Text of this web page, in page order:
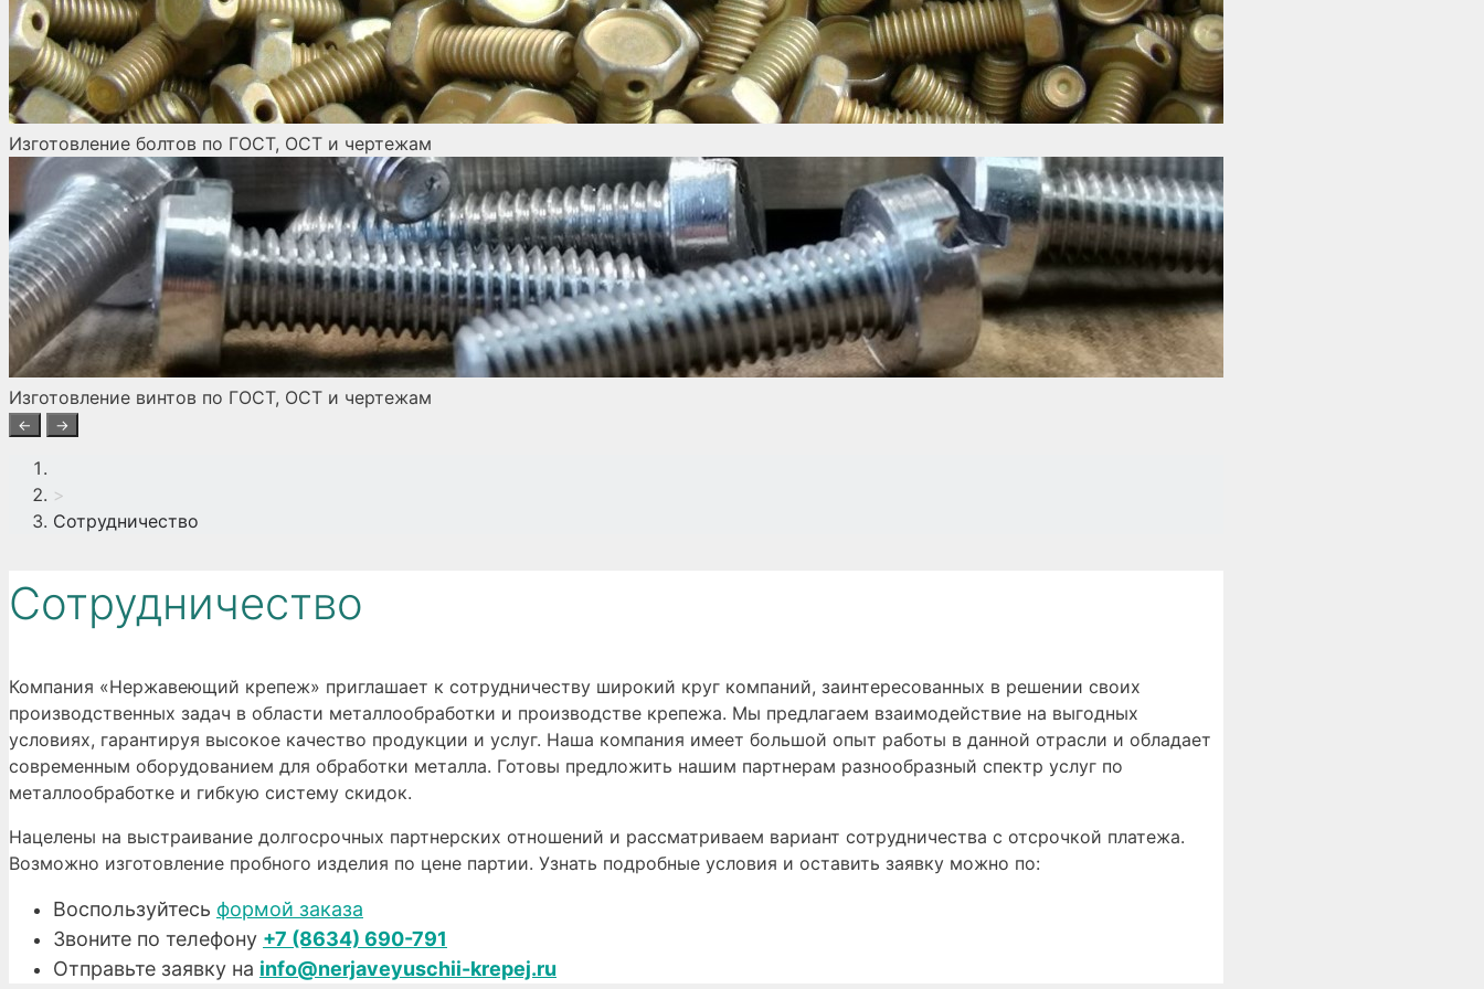
Изготовление болтов по ГОСТ, ОСТ и чертежам
Изготовление винтов по ГОСТ, ОСТ и чертежам
← →
>
Сотрудничество
Сотрудничество
Компания «Нержавеющий крепеж» приглашает к сотрудничеству широкий круг компаний, заинтересованных в решении своих
производственных задач в области металлообработки и производстве крепежа. Мы предлагаем взаимодействие на выгодных
условиях, гарантируя высокое качество продукции и услуг. Наша компания имеет большой опыт работы в данной отрасли и обладает
современным оборудованием для обработки металла. Готовы предложить нашим партнерам разнообразный спектр услуг по
металлообработке и гибкую систему скидок.
Нацелены на выстраивание долгосрочных партнерских отношений и рассматриваем вариант сотрудничества с отсрочкой платежа.
Возможно изготовление пробного изделия по цене партии. Узнать подробные условия и оставить заявку можно по:
Воспользуйтесь формой заказа
Звоните по телефону +7 (8634) 690-791
Отправьте заявку на info@nerjaveyuschii-krepej.ru